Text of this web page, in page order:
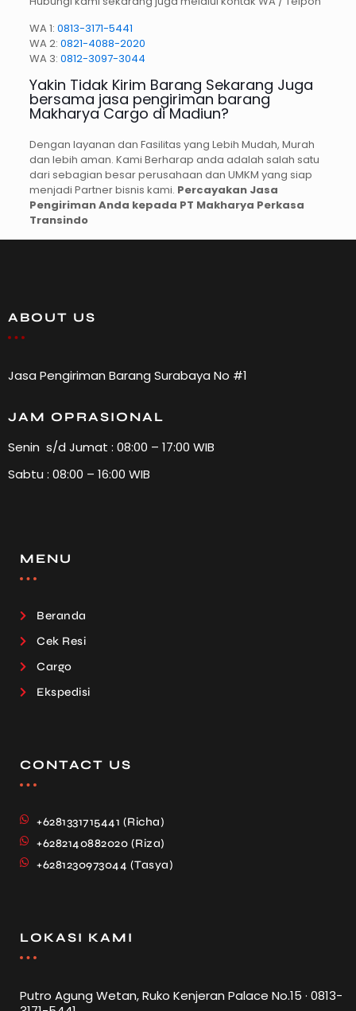
WA 1: 0813-3171-5441
WA 2: 0821-4088-2020
WA 3: 0812-3097-3044
Yakin Tidak Kirim Barang Sekarang Juga
bersama jasa pengiriman barang
Makharya Cargo di Madiun?
Dengan layanan dan Fasilitas yang Lebih Mudah, Murah
dan lebih aman. Kami Berharap anda adalah salah satu
dari sebagian besar perusahaan dan UMKM yang siap
menjadi Partner bisnis kami. Percayakan Jasa
Pengiriman Anda kepada PT Makharya Perkasa
Transindo
ABOUT US
Jasa Pengiriman Barang Surabaya No #1
JAM OPRASIONAL
Senin s/d Jumat : 08:00 – 17:00 WIB
Sabtu : 08:00 – 16:00 WIB
MENU
Beranda
Cek Resi
Cargo
Ekspedisi
CONTACT US
+6281331715441 (Richa)
+6282140882020 (Riza)
+6281230973044 (Tasya)
LOKASI KAMI
Putro Agung Wetan, Ruko Kenjeran Palace No.15 · 0813-